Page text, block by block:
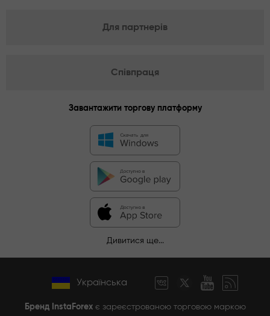
Для партнерів
Співпраця
Завантажити торгову платформу
Дивитися ще...
Українська
Бренд InstaForexє зареєстрованою торговою маркою